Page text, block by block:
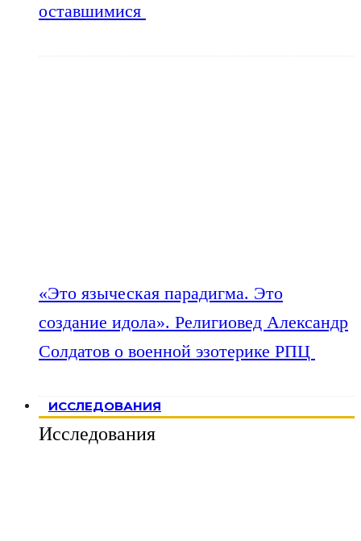
оставшимися
«Это языческая парадигма. Это
создание идола». Религиовед Александр
Солдатов о военной эзотерике РПЦ
ИССЛЕДОВАНИЯ
Исследования